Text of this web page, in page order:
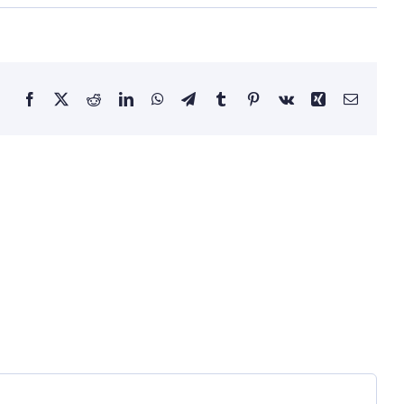
Facebook RedditLinkedInWhatsApp
TelegramTumblrPinterestVk Xing Email